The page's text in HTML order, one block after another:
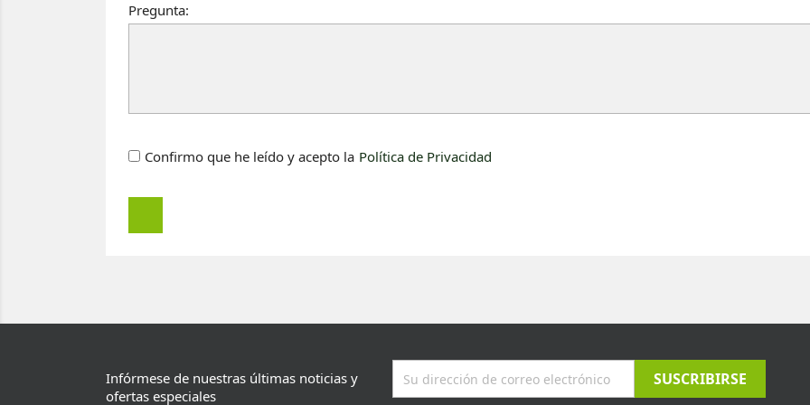
Pregunta:
Confirmo que he leído y acepto la Política de Privacidad
Infórmese de nuestras últimas noticias y
ofertas especiales